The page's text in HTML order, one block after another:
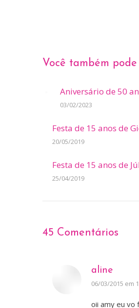
Você também
Aniversário de 50
03/02/2023
Festa de 15 anos de
20/05/2019
Festa de 15 anos de
25/04/2019
45 Comentários
aline
disse:
06/03/2015 em
oii amy eu vo